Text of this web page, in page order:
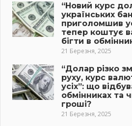
“Новий курс
українських
приголомшив
тепер коштує
бігти в
21 Березня, 2025
“Долар різко
руху, курс
усіх”: що
обмінниках та
гроші?
21 Березня, 2025